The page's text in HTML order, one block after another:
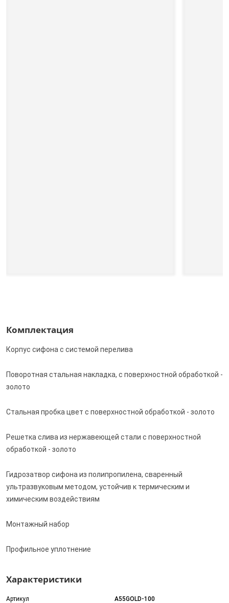
Комплектация
Корпус сифона с системой перелива
Поворотная стальная накладка, с поверхностной обработкой -
золото
Стальная пробка цвет с поверхностной обработкой - золото
Решетка слива из нержавеющей стали с поверхностной
обработкой - золото
Гидрозатвор сифона из полипропилена, сваренный
ультразвуковым методом, устойчив к термическим и
химическим воздействиям
Монтажный набор
Профильное уплотнение
Характеристики
Артикул A55GOLD-100